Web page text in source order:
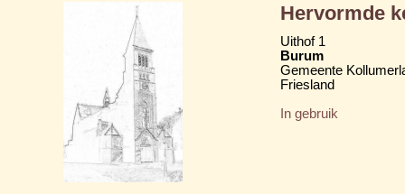
Hervormde
Uithof 1
Burum
Gemeente
Friesland
In gebruik